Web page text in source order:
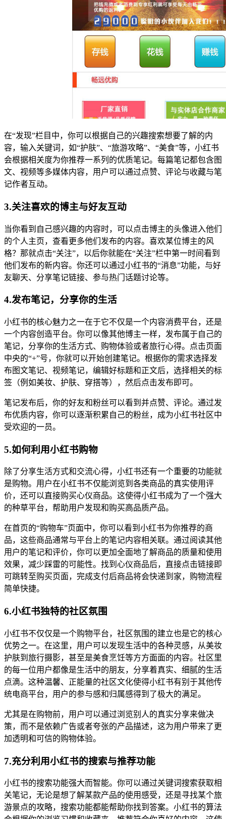
在“发现”栏目中，你可以根据自己的兴趣搜索想要了解的内
容，输入关键词，如“护肤”、“旅游攻略”、“美食”等，小红书
会根据相关度为你推荐一系列的优质笔记。每篇笔记都包含图
文、视频等多媒体内容，用户可以通过点赞、评论与收藏与笔
记作者互动。
3.关注喜欢的博主与好友互动
当你看到自己感兴趣的内容时，可以点击博主的头像进入他们
的个人主页，查看更多他们发布的内容。喜欢某位博主的风
格？那就点击“关注”，以后你就能在“关注”栏中第一时间看到
他们发布的新内容。你还可以通过小红书的“消息”功能，与好
友聊天、分享笔记链接、参与热门话题讨论等。
4.发布笔记，分享你的生活
小红书的核心魅力之一在于它不仅是一个内容消费平台，还是
一个内容创造平台。你可以像其他博主一样，发布属于自己的
笔记，分享你的生活方式、购物体验或者旅行心得。点击页面
中央的“+”号，你就可以开始创建笔记。根据你的需求选择发
布图文笔记、视频笔记，编辑好标题和正文后，选择相关的标
签（例如美妆、护肤、穿搭等），然后点击发布即可。
笔记发布后，你的好友和粉丝可以看到并点赞、评论。通过发
布优质内容，你可以逐渐积累自己的粉丝，成为小红书社区中
受欢迎的一员。
5.如何利用小红书购物
除了分享生活方式和交流心得，小红书还有一个重要的功能就
是购物。用户在小红书不仅能浏览到各类商品的真实使用评
价，还可以直接购买心仪商品。这使得小红书成为了一个强大
的种草平台，帮助用户发现和购买高品质产品。
在首页的“购物车”页面中，你可以看到小红书为你推荐的商
品，这些商品通常与平台上的笔记内容相关联。通过阅读其他
用户的笔记和评价，你可以更加全面地了解商品的质量和使用
效果，减少踩雷的可能性。找到心仪商品后，直接点击链接即
可跳转至购买页面，完成支付后商品将会快递到家，购物流程
简单快捷。
6.小红书独特的社区氛围
小红书不仅仅是一个购物平台，社区氛围的建立也是它的核心
优势之一。在这里，用户可以发现生活中的各种灵感，从美妆
护肤到旅行摄影，甚至是美食烹饪等方方面面的内容。社区里
的每一位用户都像是生活中的朋友，分享着真实、细腻的生活
点滴。这种温馨、正能量的社区文化使得小红书有别于其他传
统电商平台，用户的参与感和归属感得到了极大的满足。
尤其是在购物前，用户可以通过浏览别人的真实分享来做决
策，而不是依赖广告或者夸张的产品描述，这为用户带来了更
加透明和可信的购物体验。
7.充分利用小红书的搜索与推荐功能
小红书的搜索功能强大而智能。你可以通过关键词搜索获取相
关笔记，无论是想了解某款产品的使用感受，还是寻找某个旅
游景点的攻略，搜索功能都能帮助你找到答案。小红书的算法